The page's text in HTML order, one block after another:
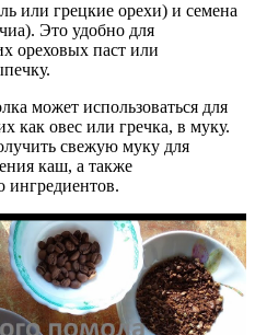
или грецкие орехи) и семена
Это удобно для
ореховых паст или
может использоваться для
как овес или гречка, в муку.
свежую муку для
каш, а также
ингредиентов.